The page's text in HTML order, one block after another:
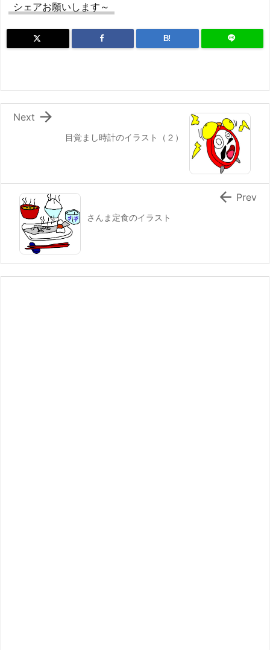
シェアお願いします～
B!
目覚まし時計のイラスト（２）

Next
さんま定食のイラスト
 Prev